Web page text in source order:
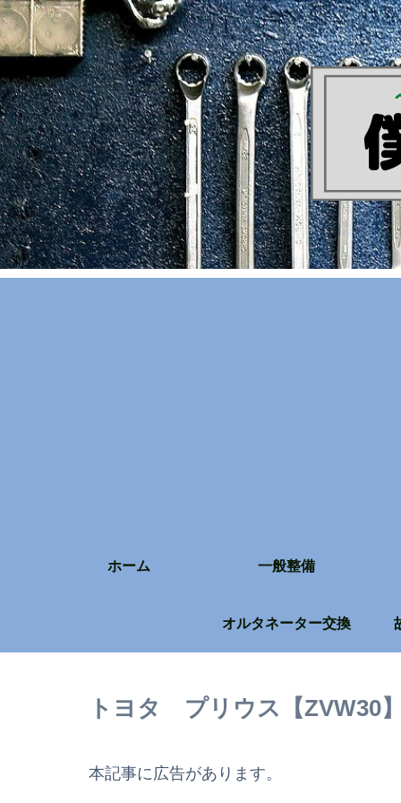
ホーム 一般整備
オルタネーター交換
トヨタ プリウス【ZVW30
本記事に広告があります。